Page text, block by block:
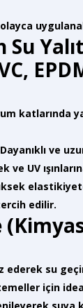
katlarında
ve
ve UV
edilir.
ederek su
için